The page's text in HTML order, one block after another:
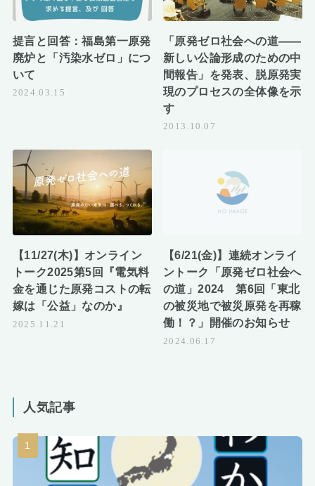
提言と回答：福島第一原発
廃炉と「汚染水ゼロ」につ
いて
2024.03.15
「原発ゼロ社会への道――
新しい公論形成のための中
間報告」を発表、脱原発実
現のプロセスの全体像を示
す
2013.10.07
【11/27(木)】オンライン
トーク2025第5回『電気料
金を通じた原発コストの転
嫁は「公益」なのか』
2025.11.21
【6/21(金)】連続オンライ
ントーク「原発ゼロ社会へ
の道」2024 第6回「東北
の被災地で被災原発を再稼
働！？」開催のお知らせ
2024.06.17
人気記事